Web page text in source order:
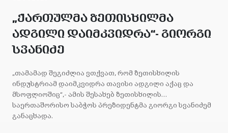
„ქართულმა ზეთისხილმა
ადგილი დაიმკვიდრა“- გიორგი
სვანიძე
„თამამად შეგიძლია ვთქვათ, რომ ზეთისხილის
ინდუსტრიამ დაიმკვიდრა თავისი ადგილი აქაც და
მსოფლიოშიც“,- ამის შესახებ ზეთისხილის
საერთაშორისო საბჭოს პრეზიდენტმა გიორგი სვანიძემ
განაცხადა.